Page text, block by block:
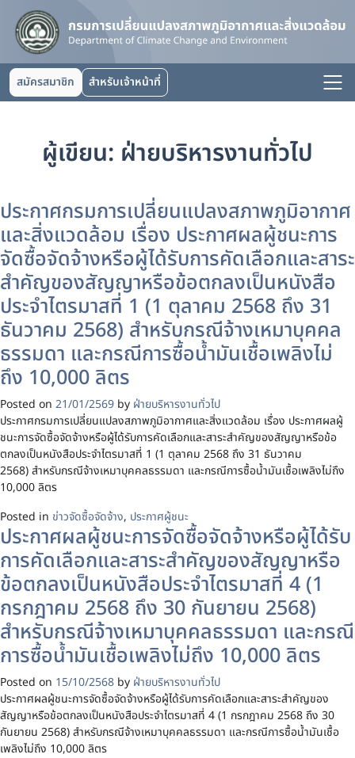
สมัครสมาชิก สำหรับเจ้าหน้าที่
ผู้เขียน: ฝ่ายบริหารงานทั่วไป
ประกาศกรมการเปลี่ยนแปลงสภาพภูมิอากาศ
และสิ่งแวดล้อม เรื่อง ประกาศผลผู้ชนะการ
จัดซื้อจัดจ้างหรือผู้ได้รับการคัดเลือกและสาระ
สำคัญของสัญญาหรือข้อตกลงเป็นหนังสือ
ประจำไตรมาสที่ 1 (1 ตุลาคม 2568 ถึง 31
ธันวาคม 2568) สำหรับกรณีจ้างเหมาบุคคล
ธรรมดา และกรณีการซื้อน้ำมันเชื้อเพลิงไม่
ถึง 10,000 ลิตร
Posted on 21/01/2569 by ฝ่ายบริหารงานทั่วไป
ประกาศกรมการเปลี่ยนแปลงสภาพภูมิอากาศและสิ่งแวดล้อม เรื่อง ประกาศผลผู้
ชนะการจัดซื้อจัดจ้างหรือผู้ได้รับการคัดเลือกและสาระสำคัญของสัญญาหรือข้อ
ตกลงเป็นหนังสือประจำไตรมาสที่ 1 (1 ตุลาคม 2568 ถึง 31 ธันวาคม
2568) สำหรับกรณีจ้างเหมาบุคคลธรรมดา และกรณีการซื้อน้ำมันเชื้อเพลิงไม่ถึง
10,000 ลิตร
Posted in ข่าวจัดซื้อจัดจ้าง, ประกาศผู้ชนะ
ประกาศผลผู้ชนะการจัดซื้อจัดจ้างหรือผู้ได้รับ
การคัดเลือกและสาระสำคัญของสัญญาหรือ
ข้อตกลงเป็นหนังสือประจำไตรมาสที่ 4 (1
กรกฎาคม 2568 ถึง 30 กันยายน 2568)
สำหรับกรณีจ้างเหมาบุคคลธรรมดา และกรณี
การซื้อน้ำมันเชื้อเพลิงไม่ถึง 10,000 ลิตร
Posted on 15/10/2568 by ฝ่ายบริหารงานทั่วไป
ประกาศผลผู้ชนะการจัดซื้อจัดจ้างหรือผู้ได้รับการคัดเลือกและสาระสำคัญของ
สัญญาหรือข้อตกลงเป็นหนังสือประจำไตรมาสที่ 4 (1 กรกฎาคม 2568 ถึง 30
กันยายน 2568) สำหรับกรณีจ้างเหมาบุคคลธรรมดา และกรณีการซื้อน้ำมันเชื้อ
เพลิงไม่ถึง 10,000 ลิตร